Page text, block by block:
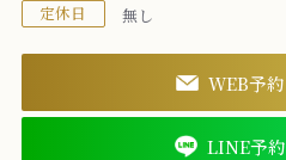
定休日 無し
WEB予約
LINE予約